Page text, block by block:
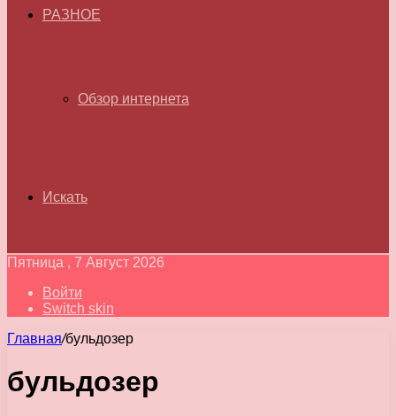
РАЗНОЕ
Обзор интернета
Искать
Пятница , 7 Август 2026
Войти
Switch skin
Главная/бульдозер
бульдозер